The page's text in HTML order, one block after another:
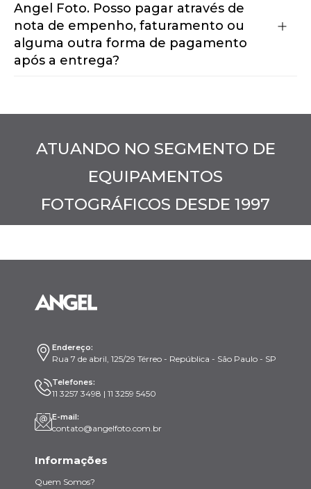
Angel Foto. Posso pagar através de
nota de empenho, faturamento ou
alguma outra forma de pagamento
após a entrega?
ATUANDO NO SEGMENTO DE
EQUIPAMENTOS
FOTOGRÁFICOS DESDE 1997
Endereço:
Rua 7 de abril, 125/29 Térreo - República - São Paulo - SP
Telefones:
11 3257 3498 | 11 3259 5450
E-mail:
contato@angelfoto.com.br
Informações
Quem Somos?